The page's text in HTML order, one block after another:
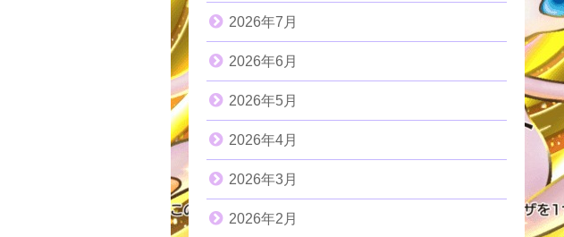
2026年7月
2026年6月
2026年5月
2026年4月
2026年3月
2026年2月